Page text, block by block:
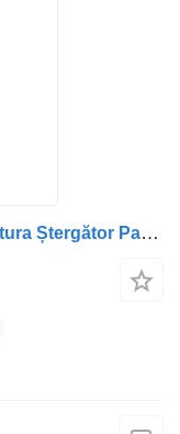
Трапеция стеклоочистителя Legătura Ștergător Parbriz 82907416 для грузовика Volvo